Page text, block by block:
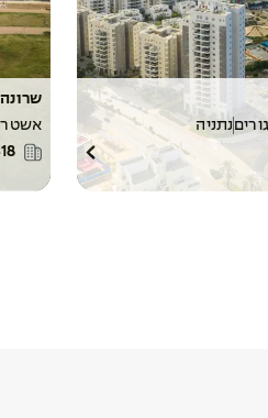
נתניה
שרונה